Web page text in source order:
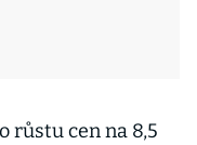
růstu cen na 8,5